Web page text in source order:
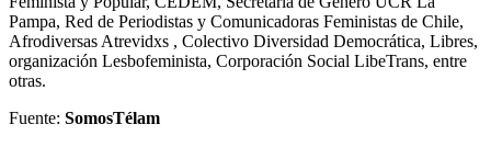
Pampa, Red de Periodistas y Comunicadoras Feministas de Chile,
Afrodiversas Atrevidxs , Colectivo Diversidad Democrática, Libres,
organización Lesbofeminista, Corporación Social LibeTrans, entre
otras.
Fuente: SomosTélam